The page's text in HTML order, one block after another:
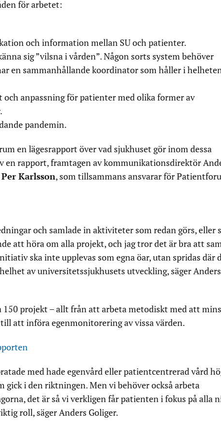
för arbetet:
och information mellan SU och patienter.
sig ”vilsna i vården”. Någon sorts system behöver
en sammanhållande koordinator som håller i
och anpassning för patienter med olika former av
pandemin.
en lägesrapport över vad sjukhuset gör inom dessa
en rapport, framtagen av kommunikationsdirektör
Per Karlsson, som tillsammans ansvarar för
och samlade in aktiviteter som redan görs, eller
att höra om alla projekt, och jag tror det är bra att
ska inte upplevas som egna öar, utan spridas där
av universitetssjukhusets utveckling, säger Anders
projekt – allt från att arbeta metodiskt med att
att införa egenmonitorering av vissa värden.
med hade egenvård eller patientcentrerad vård
gick i den riktningen. Men vi behöver också arbeta
det är så vi verkligen får patienten i fokus på alla
roll, säger Anders Goliger.